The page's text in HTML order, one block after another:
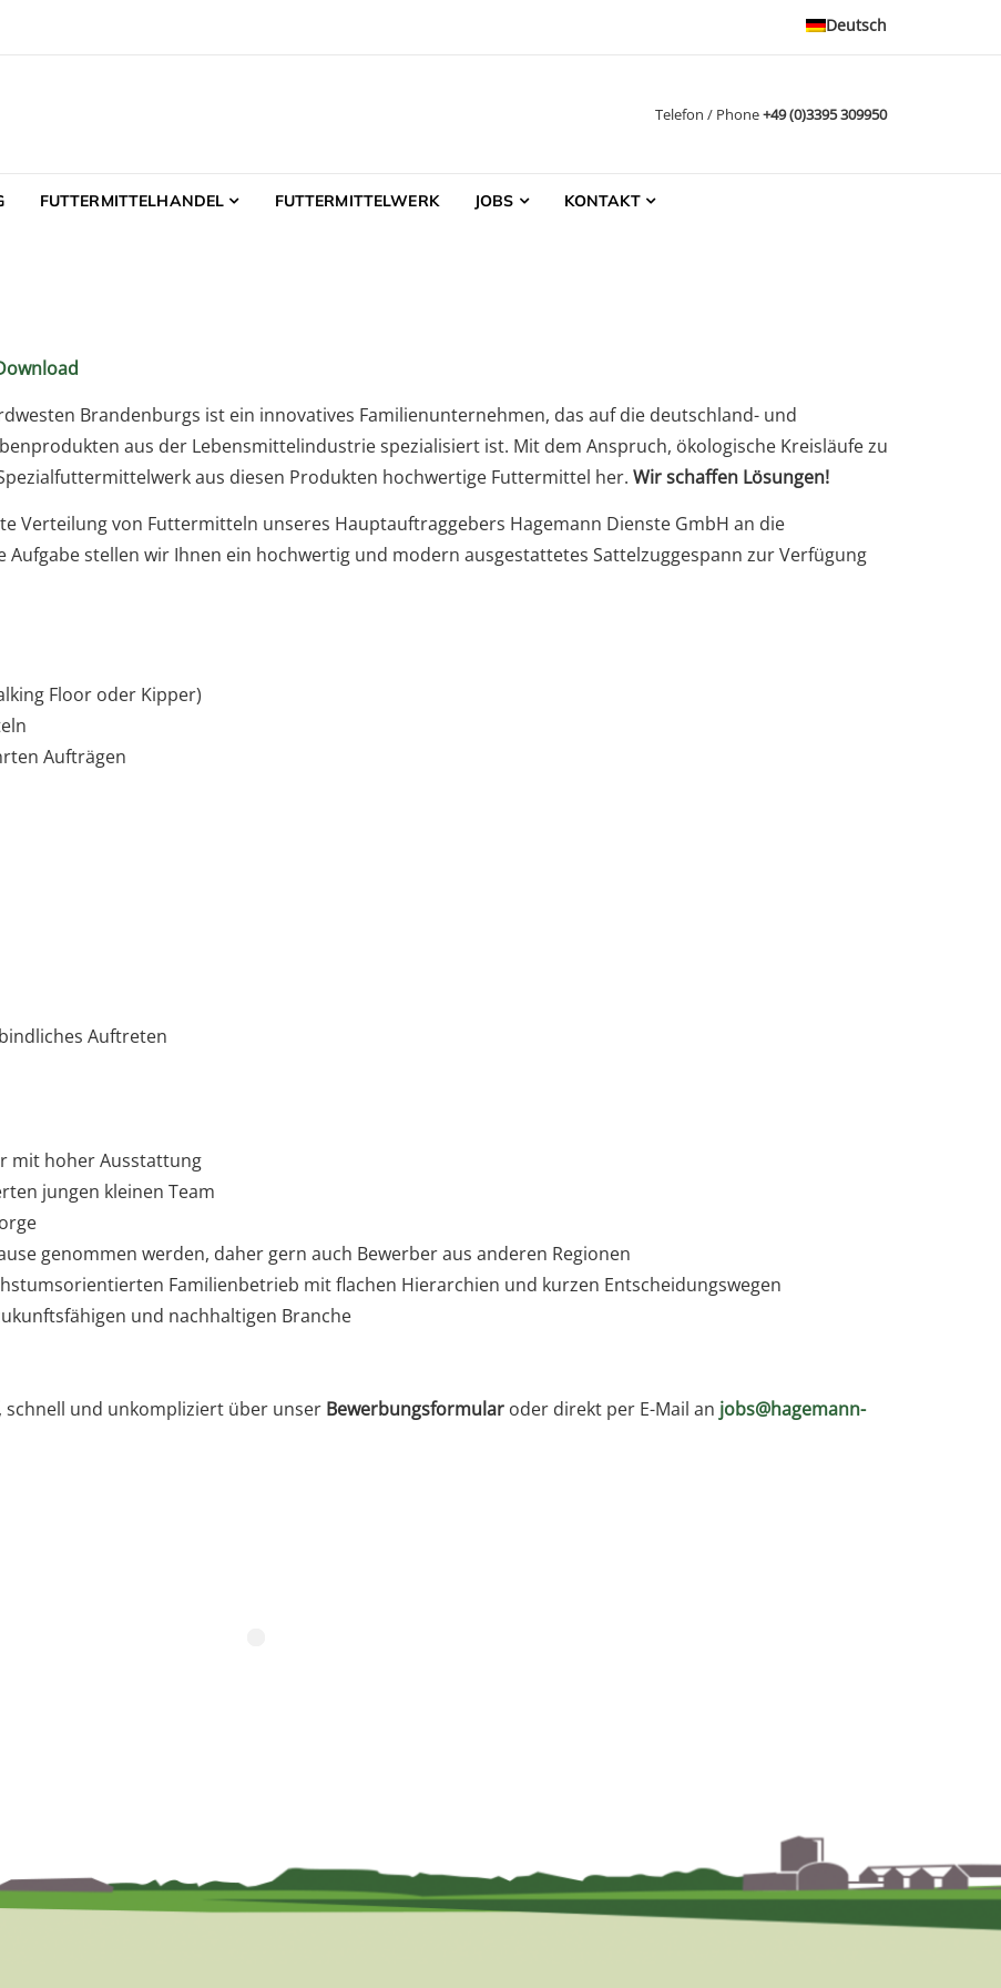
Deutsch
– Futtermittelwerk
FUTTERMITTELHANDEL FUTTERMITTELWERK JOBS KONTAKT
Telefon / Phone+49 (0)3395 309950
Brandenburgs ist ein innovatives Familienunternehmen, das auf die deutschland- und
aus der Lebensmittelindustrie spezialisiert ist. Mit dem Anspruch, ökologische Kreisläufe zu
aus diesen Produkten hochwertige Futtermittel her. Wir schaffen Lösungen!
Verteilung von Futtermitteln unseres Hauptauftraggebers Hagemann Dienste GmbH an die
stellen wir Ihnen ein hochwertig und modern ausgestattetes Sattelzuggespann zur Verfügung
Floor oder Kipper)
Aufträgen
Auftreten
mit hoher Ausstattung
jungen kleinen Team
genommen werden, daher gern auch Bewerber aus anderen Regionen
Familienbetrieb mit flachen Hierarchien und kurzen Entscheidungswegen
und nachhaltigen Branche
schnell und unkompliziert über unser Bewerbungsformular oder direkt per E-Mail an jobs@hagemann-